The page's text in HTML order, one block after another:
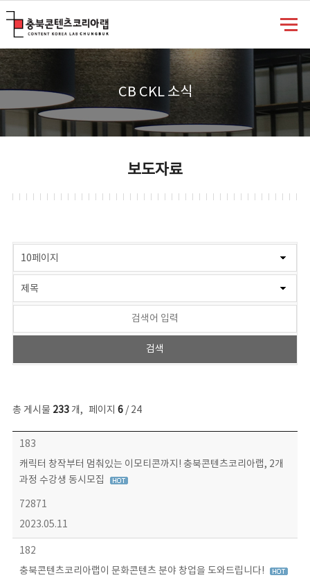
CB CKL 소식
보도자료
총 게시물 233개, 페이지 6/ 24
보도자료 목록 - 번호, 제목, 작성자, 파일, 조회수, 작성일 정보 제공
183
캐릭터 창작부터 멈춰있는 이모티콘까지! 충북콘텐츠코리아랩, 2개
과정 수강생 동시모집
72871
2023.05.11
182
충북콘텐츠코리아랩이 문화콘텐츠 분야 창업을 도와드립니다!